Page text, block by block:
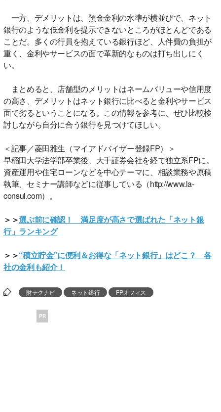
一方、デメリットは、預金金利の水準が横並びで、ネット
銀行のような低金利を提示できないところがほとんどである
ことだ。多くの行員を抱えている銀行ほど、人件費の負担が
重く、金利やサービスの面で革新的なものは打ち出しにく
い。
まとめると、店舗型のメリットはネームバリューや信用度
の高さ、デメリットはネット銀行に比べると金利やサービス
面で劣るということになる。この情報を参考に、ぜひ比較検
討しながら自分に合う銀行を見つけてほしい。
＜記事／菱田雅生（マイアドバイザー登録FP）＞
早稲田大学法学部卒業後、大手証券会社を経て独立系FPに。
資産運用や住宅ローンなどを中心テーマに、相談業務や原稿
執筆、セミナー講師などに従事している（http://www.la-
consul.com）。
＞＞選ぶ前に確認！ 満足度が高さで選ばれた「ネット銀
行」ランキング
＞＞“積立貯金”に便利＆お得な「ネット銀行」はどこ？ 各
社の金利も紹介！
財テクナビ ネット銀行 FPオフィス
PR